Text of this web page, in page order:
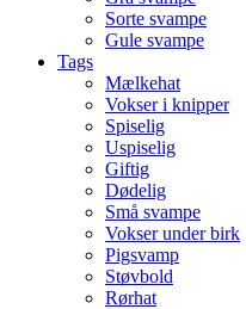
Sorte svampe
Gule svampe
Tags
Mælkehat
Vokser i knipper
Spiselig
Uspiselig
Giftig
Dødelig
Små svampe
Vokser under birk
Pigsvamp
Støvbold
Rørhat